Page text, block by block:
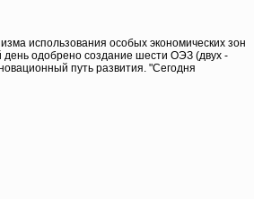
использования особых экономических зон
одобрено создание шести ОЭЗ (двух -
путь развития. "Сегодня